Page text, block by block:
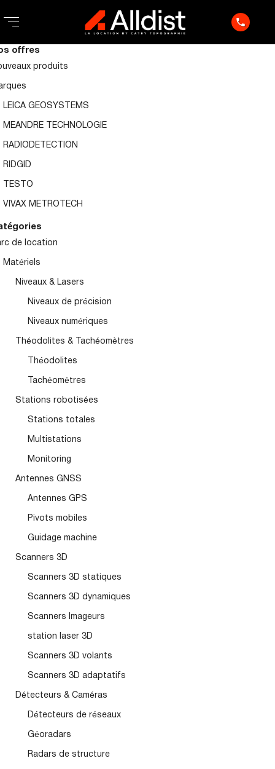
phone
offres
produits
LEICA GEOSYSTEMS
MEANDRE TECHNOLOGIE
RADIODETECTION
RIDGID
TESTO
VIVAX METROTECH
de location
Matériels
Niveaux & Lasers
Niveaux de précision
Niveaux numériques
Théodolites & Tachéomètres
Théodolites
Tachéomètres
Stations robotisées
Stations totales
Multistations
Monitoring
Antennes GNSS
Antennes GPS
Pivots mobiles
Guidage machine
Scanners 3D
Scanners 3D statiques
Scanners 3D dynamiques
Scanners Imageurs
station laser 3D
Scanners 3D volants
Scanners 3D adaptatifs
Détecteurs & Caméras
Détecteurs de réseaux
Géoradars
Radars de structure